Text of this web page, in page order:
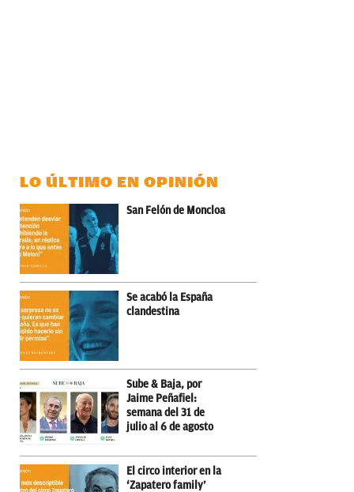
LO ÚLTIMO EN OPINIÓN
San Felón de Moncloa
Se acabó la España
clandestina
Sube & Baja, por
Jaime Peñafiel:
semana del 31 de
julio al 6 de agosto
El circo interior en la
‘Zapatero family’